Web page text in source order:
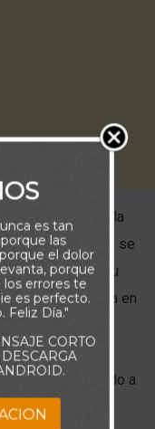
hijos, sufría la
esa manera, que se
del amor de su
se encontraba en
nos muestra la
angustiada y
hemos enfrentado a
es tan
las
el dolor
porque
errores te
es perfecto.
Feliz Día."
CORTO